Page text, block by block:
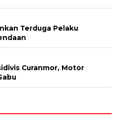
Terduga Pelaku
Curanmor, Motor